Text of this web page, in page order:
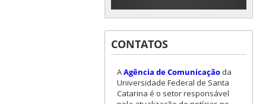
CONTATOS
AAgência de Comunicaçãoda
Universidade Federal de Santa
Catarina é o setor responsável